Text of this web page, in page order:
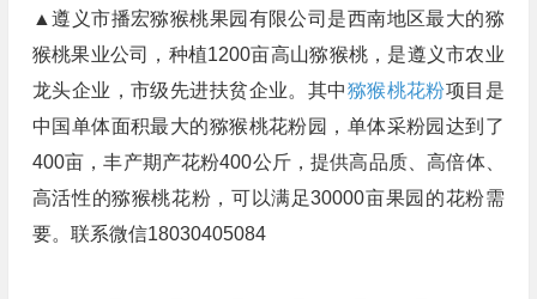
▲遵义市播宏猕猴桃果园有限公司是西南地区最大的猕
猴桃果业公司，种植1200亩高山猕猴桃，是遵义市农业
龙头企业，市级先进扶贫企业。其中猕猴桃花粉项目是
中国单体面积最大的猕猴桃花粉园，单体采粉园达到了
400亩，丰产期产花粉400公斤，提供高品质、高倍体、
高活性的猕猴桃花粉，可以满足30000亩果园的花粉需
要。联系微信18030405084